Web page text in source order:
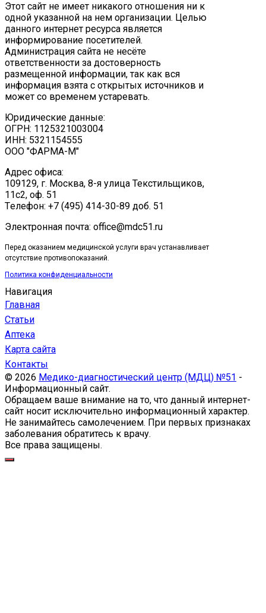
Этот сайт не имеет никакого отношения ни к
одной указанной на нем организации. Целью
данного интернет ресурса является
информирование посетителей.
Администрация сайта не несёте
ответственности за достоверность
размещенной информации, так как вся
информация взята с открытых источников и
может со временем устаревать.
Юридические данные:
ОГРН: 1125321003004
ИНН: 5321154555
ООО "ФАРМА-М"
Адрес офиса:
109129, г. Москва, ​8-я улица Текстильщиков,
11с2, оф. 51
Tелефон: +7 (495) 414-30-89 доб. 51
Электронная почта: office@mdc51.ru
Перед оказанием медицинской услуги врач устанавливает
отсутствие противопоказаний.
Политика конфиденциальности
Навигация
Главная
Статьи
Аптека
Карта сайта
Контакты
© 2026 Медико-диагностический центр (МДЦ) №51 -
Информационный сайт.
Обращаем ваше внимание на то, что данный интернет-
сайт носит исключительно информационный характер.
Не занимайтесь самолечением. При первых признаках
заболевания обратитесь к врачу.
Все права защищены.